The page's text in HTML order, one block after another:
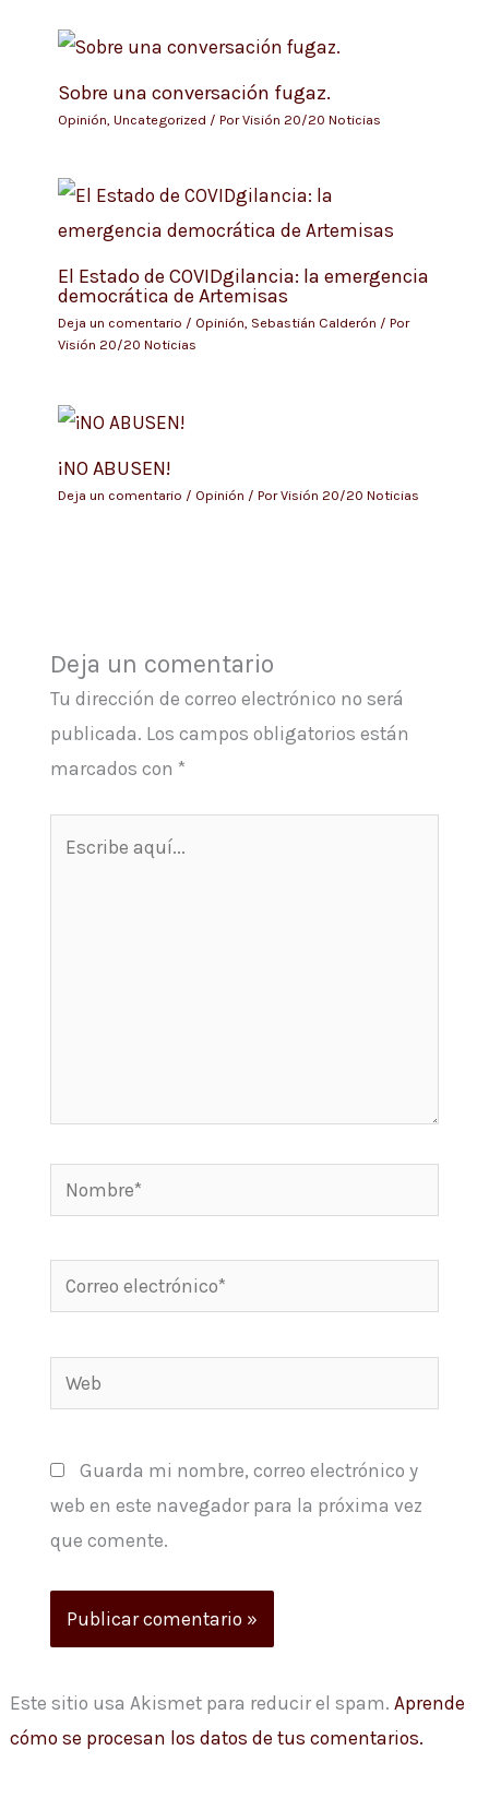
Sobre una conversación fugaz.
Opinión, Uncategorized / PorVisión 20/20 Noticias
El Estado de COVIDgilancia: la emergencia
democrática de Artemisas
Deja un comentario / Opinión, Sebastián Calderón / Por
Visión 20/20 Noticias
¡NO ABUSEN!
Deja un comentario / Opinión / PorVisión 20/20 Noticias
Deja un comentario
Tu dirección de correo electrónico no será
publicada. Los campos obligatorios están
marcados con *
Nombre*
Correo
electrónico*
Web
Guarda mi nombre, correo electrónico y
web en este navegador para la próxima vez
que comente.
Este sitio usa Akismet para reducir el spam. Aprende
cómo se procesan los datos de tus comentarios.